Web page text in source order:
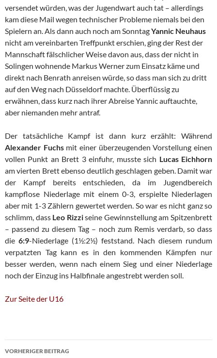
versendet würden, was der Jugendwart auch tat – allerdings
kam diese Mail wegen technischer Probleme niemals bei den
Spielern an. Als dann auch noch am SonntagYannic Neuhaus
nicht am vereinbarten Treffpunkt erschien, ging der Rest der
Mannschaft fälschlicher Weise davon aus, dass der nicht in
Solingen wohnende Markus Werner zum Einsatz käme und
direkt nach Benrath anreisen würde, so dass man sich zu dritt
auf den Weg nach Düsseldorf machte. Überflüssig zu
erwähnen, dass kurz nach ihrer Abreise Yannic auftauchte,
aber niemanden mehr antraf.
Der tatsächliche Kampf ist dann kurz erzählt: Während
Alexander Fuchsmit einer überzeugenden Vorstellung einen
vollen Punkt an Brett 3 einfuhr, musste sich Lucas Eichhorn
am vierten Brett ebenso deutlich geschlagen geben. Damit war
der Kampf bereits entschieden, da im Jugendbereich
kampflose Niederlage mit einem 0-3, erspielte Niederlagen
aber mit 1-3 Zählern gewertet werden. So war es nicht ganz so
schlimm, dass Leo Rizziseine Gewinnstellung am Spitzenbrett
– passend zu diesem Tag – noch zum Remis verdarb, so dass
die 6:9-Niederlage (1½:2½) feststand. Nach diesem rundum
verpatzten Tag kann es in den kommenden Kämpfen nur
besser werden, wenn nach einem Sieg und einer Niederlage
noch der Einzug ins Halbfinale angestrebt werden soll.
Zur Seite der U16
Beitragsnavigation
VORHERIGER BEITRAG